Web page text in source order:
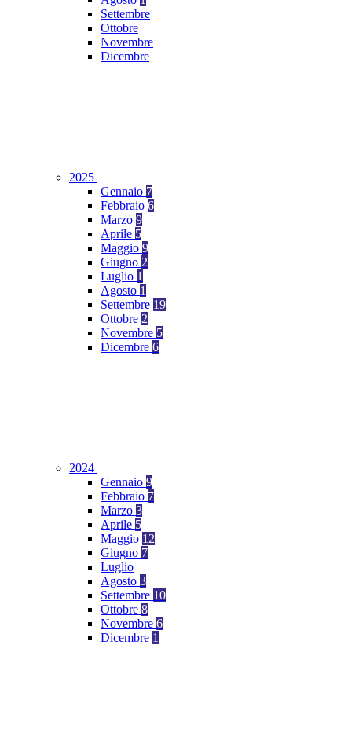
Settembre
Ottobre
Novembre
Dicembre
2025
Gennaio 7
Febbraio 6
Marzo 9
Aprile 5
Maggio 9
Giugno 2
Luglio 1
Agosto 1
Settembre 19
Ottobre 2
Novembre 5
Dicembre 6
2024
Gennaio 9
Febbraio 7
Marzo 3
Aprile 5
Maggio 12
Giugno 7
Luglio
Agosto 3
Settembre 10
Ottobre 8
Novembre 6
Dicembre 1